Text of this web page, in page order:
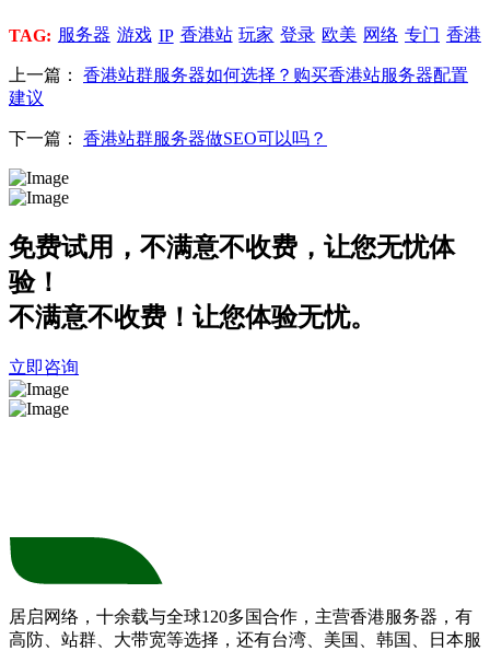
TAG: 服务器 游戏 IP 香港站 玩家 登录 欧美 网络 专门 香港
上一篇： 香港站群服务器如何选择？购买香港站服务器配置
建议
下一篇： 香港站群服务器做SEO可以吗？
免费试用，不满意不收费，让您无忧体
验！
不满意不收费！让您体验无忧。
立即咨询
居启网络，十余载与全球120多国合作，主营香港服务器，有
高防、站群、大带宽等选择，还有台湾、美国、韩国、日本服